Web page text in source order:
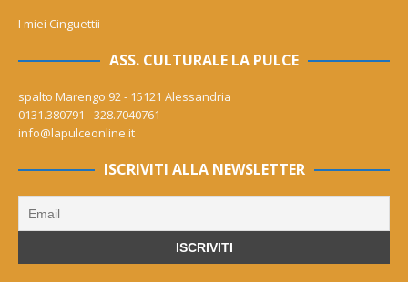
I miei Cinguettii
ASS. CULTURALE LA PULCE
spalto Marengo 92 - 15121 Alessandria
0131.380791 - 328.7040761
info@lapulceonline.it
ISCRIVITI ALLA NEWSLETTER